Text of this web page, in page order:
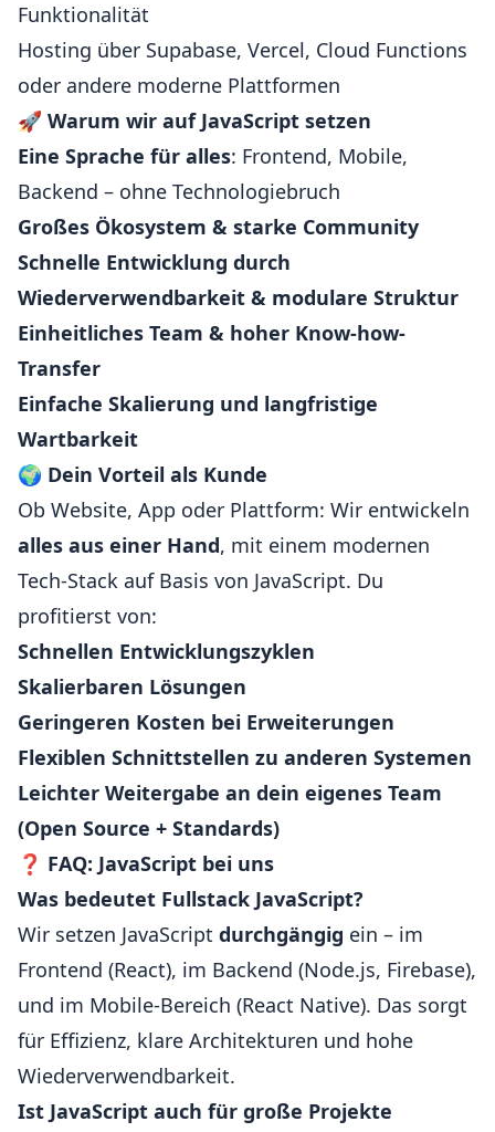
Funktionalität
Hosting über Supabase, Vercel, Cloud Functions
oder andere moderne Plattformen
🚀 Warum wir auf JavaScript setzen
Eine Sprache für alles: Frontend, Mobile,
Backend – ohne Technologiebruch
Großes Ökosystem & starke Community
Schnelle Entwicklung durch
Wiederverwendbarkeit & modulare Struktur
Einheitliches Team & hoher Know-how-
Transfer
Einfache Skalierung und langfristige
Wartbarkeit
🌍 Dein Vorteil als Kunde
Ob Website, App oder Plattform: Wir entwickeln
alles aus einer Hand, mit einem modernen
Tech-Stack auf Basis von JavaScript. Du
profitierst von:
Schnellen Entwicklungszyklen
Skalierbaren Lösungen
Geringeren Kosten bei Erweiterungen
Flexiblen Schnittstellen zu anderen Systemen
Leichter Weitergabe an dein eigenes Team
(Open Source + Standards)
❓ FAQ: JavaScript bei uns
Was bedeutet Fullstack JavaScript?
Wir setzen JavaScript durchgängig ein – im
Frontend (React), im Backend (Node.js, Firebase),
und im Mobile-Bereich (React Native). Das sorgt
für Effizienz, klare Architekturen und hohe
Wiederverwendbarkeit.
Ist JavaScript auch für große Projekte